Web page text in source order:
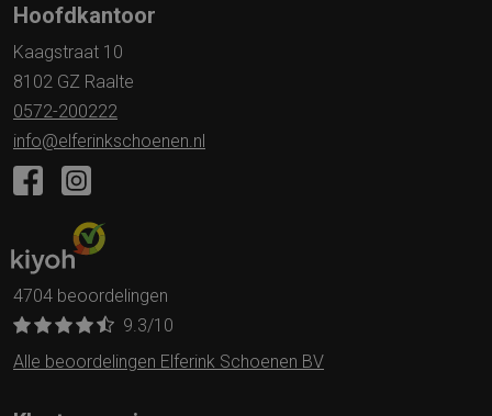
Hoofdkantoor
Kaagstraat 10
8102 GZ Raalte
0572-200222
info@elferinkschoenen.nl
4704 beoordelingen
9.3/10
Alle beoordelingen Elferink Schoenen BV